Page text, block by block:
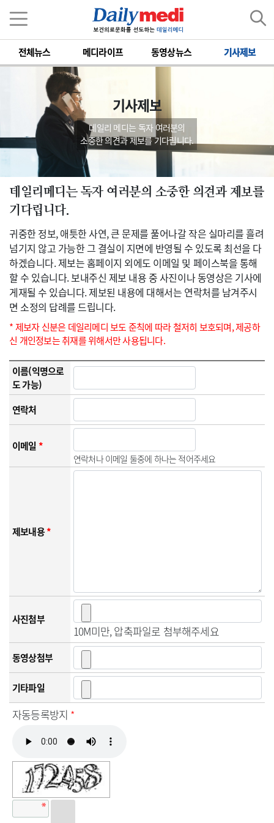
전체뉴스 메디라이프 동영상뉴스 기사제보
기사제보
데일리 메디는 독자 여러분의
소중한 의견과 제보를 기다립니다.
데일리메디는 독자 여러분의 소중한 의견과 제보를
기다립니다.
귀중한 정보, 애틋한 사연, 큰 문제를 풀어나갈 작은 실마리를 흘려
넘기지 않고 가능한 그 결실이 지면에 반영될 수 있도록 최선을 다
하겠습니다. 제보는 홈페이지 외에도 이메일 및 페이스북을 통해
할 수 있습니다. 보내주신 제보 내용 중 사진이나 동영상은 기사에
게재될 수 있습니다. 제보된 내용에 대해서는 연락처를 남겨주시
면 소정의 답례를 드립니다.
* 제보자 신분은 데일리메디 보도 준칙에 따라 철저히 보호되며, 제공하
신 개인정보는 취재를 위해서만 사용됩니다.
이름(익명으로
도 가능)
연락처
이메일*
연락처나 이메일 둘중에 하나는 적어주세요
제보내용*
사진첨부
10M미만, 압축파일로 첨부해주세요
동영상첨부
기타파일
자동등록방지 *